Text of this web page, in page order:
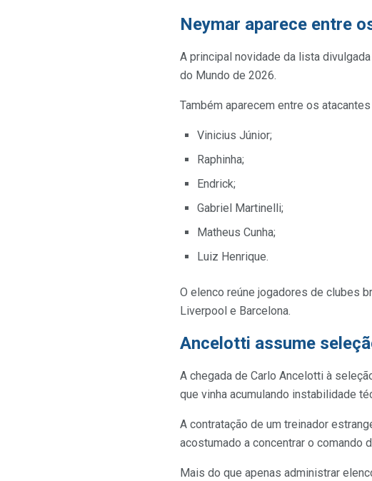
Neymar aparece entre
A principal novidade da lista
do Mundo de 2026.
Também aparecem entre os
Vinicius Júnior;
Raphinha;
Endrick;
Gabriel Martinelli;
Matheus Cunha;
Luiz Henrique.
O elenco reúne jogadores de clubes
Liverpool e Barcelona.
Ancelotti assume
A chegada de Carlo Ancelotti à
que vinha acumulando instabilidade
A contratação de um treinador
acostumado a concentrar o comando
Mais do que apenas administrar